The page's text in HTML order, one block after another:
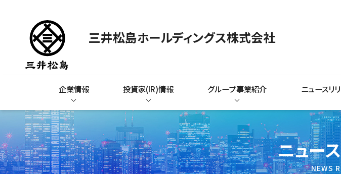
ニュー
NEWS
三井松島ホールディングス株式会社
企業情報 投資家(IR)情報 グループ事業紹介 ニュースリ